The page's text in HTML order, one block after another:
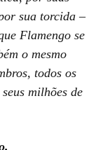
sua torcida –
Flamengo se
o mesmo
todos os
milhões de